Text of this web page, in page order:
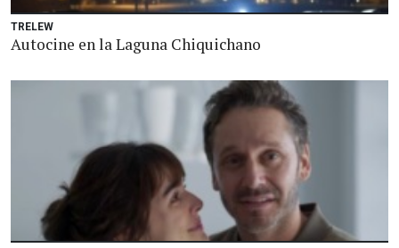
TRELEW
Autocine en la Laguna Chiquichano